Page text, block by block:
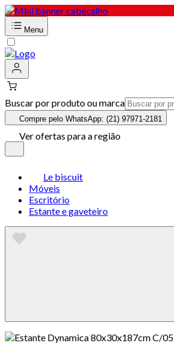
Menu
Buscar por produto ou marca
Compre pelo WhatsApp: (21) 97971-2181
Ver ofertas para a região
Le biscuit
Móveis
Escritório
Estante e gaveteiro